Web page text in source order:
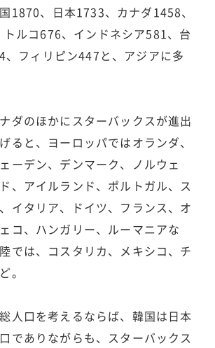
1870、日本1733、カナダ1458、
ルコ676、インドネシア581、台
、フィリピン447と、アジアに多
ダのほかにスターバックスが進出
ると、ヨーロッパではオランダ、
ーデン、デンマーク、ノルウェ
、アイルランド、ポルトガル、ス
イタリア、ドイツ、フランス、オ
コ、ハンガリー、ルーマニアな
では、コスタリカ、メキシコ、チ
。
人口を考えるならば、韓国は日本
でありながらも、スターバックス